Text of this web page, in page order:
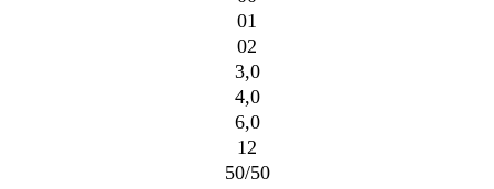
01
02
3,0
4,0
6,0
12
50/50